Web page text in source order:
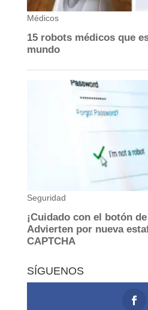
SÍGUENOS